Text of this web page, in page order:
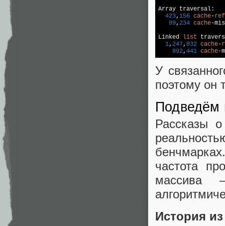
Array traversal:
423, 156 cache-
89, 234 cache-
Linked list
1, 247, 832 cache-
892, 441 cache-
У
поэтому он
Подведём
Рассказы
частота
массива
История